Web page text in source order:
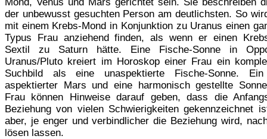
der unbewusst gesuchten Person am deutlichsten. So
mit einem Krebs-Mond in Konjunktion zu Uranus einen
Typus Frau anziehend finden, als wenn er einen
Sextil zu Saturn hätte. Eine Fische-Sonne in
Uranus/Pluto kreiert im Horoskop einer Frau ein
Suchbild als eine unaspektierte Fische-Sonne. Ein
aspektierter Mars und eine harmonisch gestellte
Frau können Hinweise darauf geben, dass die
Beziehung von vielen Schwierigkeiten gekennzeichnet
aber, je enger und verbindlicher die Beziehung wird,
lösen lassen.